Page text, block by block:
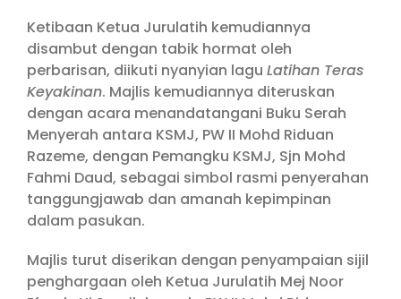
Ketibaan Ketua Jurulatih kemudiannya
disambut dengan tabik hormat oleh
perbarisan, diikuti nyanyian lagu Latihan Teras
Keyakinan. Majlis kemudiannya diteruskan
dengan acara menandatangani Buku Serah
Menyerah antara KSMJ, PW II Mohd Riduan
Razeme, dengan Pemangku KSMJ, Sjn Mohd
Fahmi Daud, sebagai simbol rasmi penyerahan
tanggungjawab dan amanah kepimpinan
dalam pasukan.
Majlis turut diserikan dengan penyampaian sijil
penghargaan oleh Ketua Jurulatih Mej Noor